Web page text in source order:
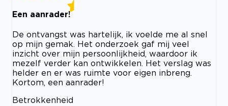
Een aanrader!
De ontvangst was hartelijk, ik voelde me al snel
op mijn gemak. Het onderzoek gaf mij veel
inzicht over mijn persoonlijkheid, waardoor ik
mezelf verder kan ontwikkelen. Het verslag was
helder en er was ruimte voor eigen inbreng.
Kortom, een aanrader!
Betrokkenheid